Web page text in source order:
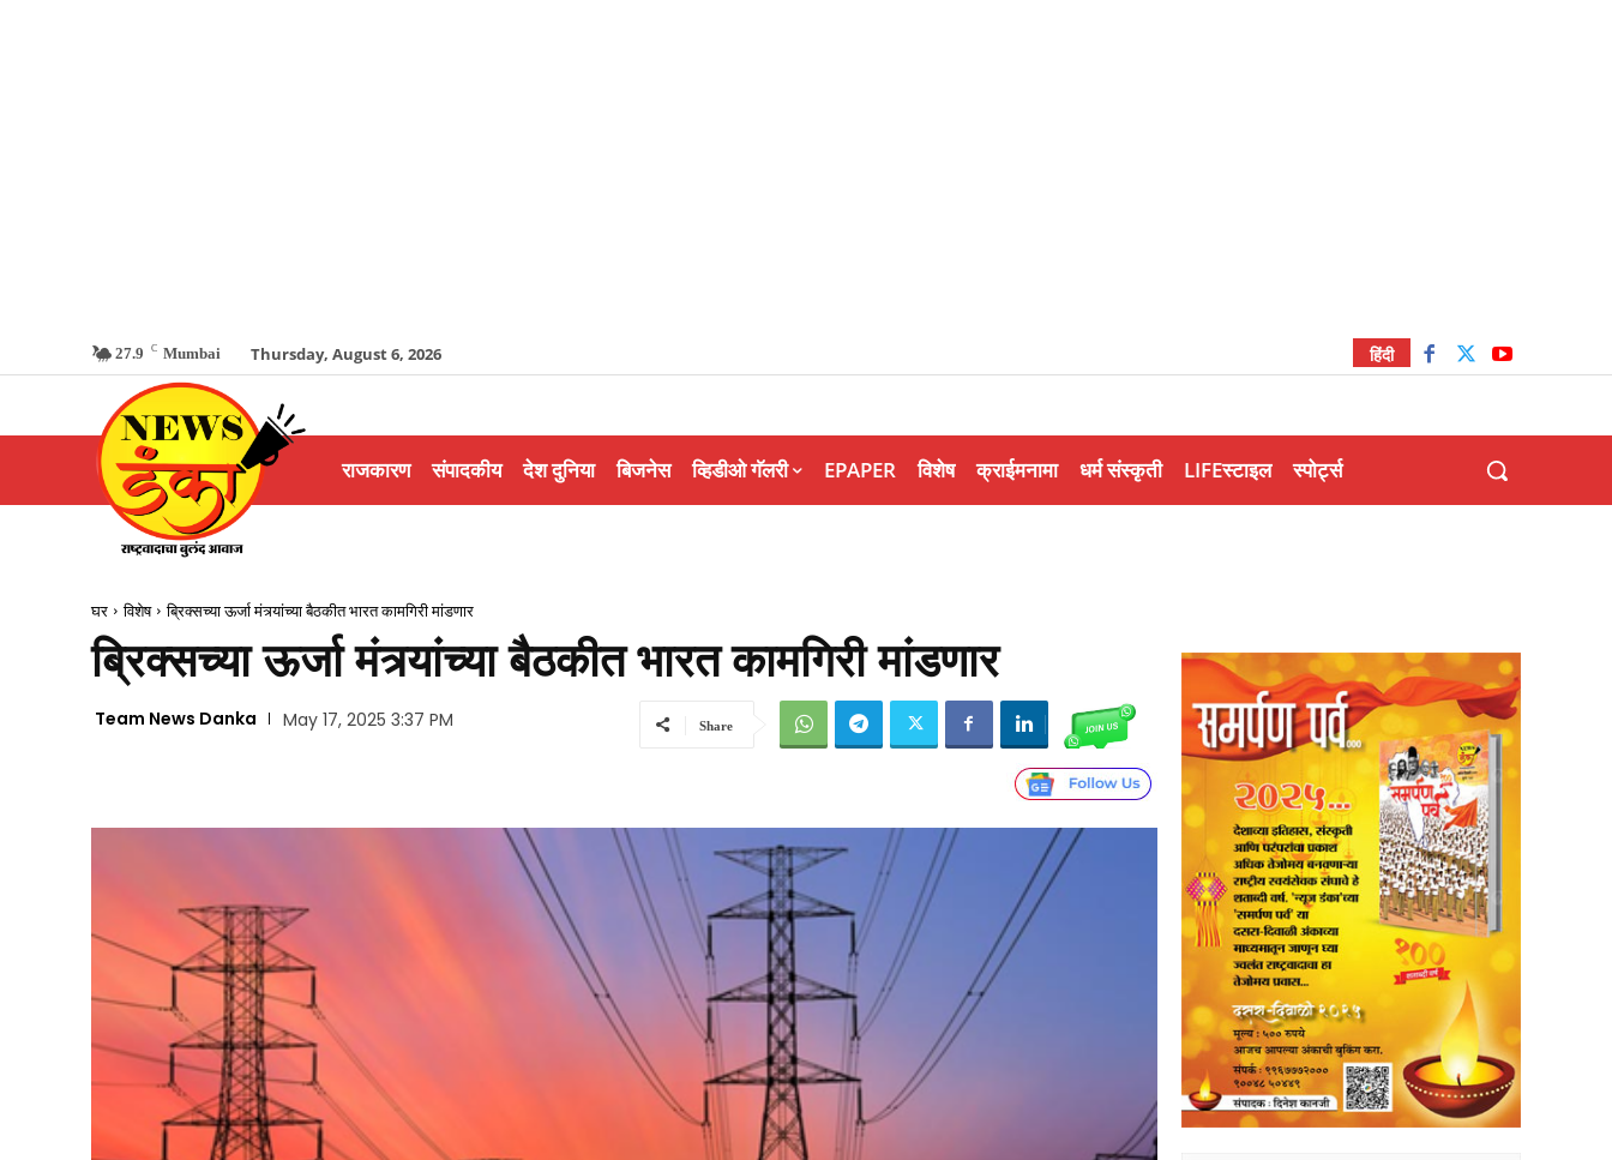
27.9 C Mumbai Thursday, August 6, 2026 हिंदी
राजकारण संपादकीय देश दुनिया बिजनेस व्हिडीओ गॅलरी EPAPER विशेष क्राईमनामा धर्म संस्कृती LIFEस्टाइल स्पोर्ट्स
घर विशेष ब्रिक्सच्या ऊर्जा मंत्र्यांच्या बैठकीत भारत कामगिरी मांडणार
ब्रिक्सच्या ऊर्जा मंत्र्यांच्या बैठकीत भारत कामगिरी मांडणार
Team News Danka May 17, 2025 3:37 PM Share